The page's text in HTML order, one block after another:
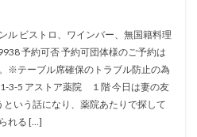
ル ビストロ、ワインバー、無国籍料理
予約可否 予約可団体様のご予約は
※テーブル席確保のトラブル防止の為
3-5 アストア薬院 １階 今日は妻の友
いう話になり、薬院あたりで探して
れる […]